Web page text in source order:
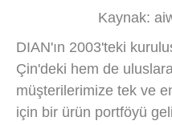
Kaynak:
DIAN'ın 2003'teki
Çin'deki hem de
müşterilerimize tek ve
için bir ürün portföyü